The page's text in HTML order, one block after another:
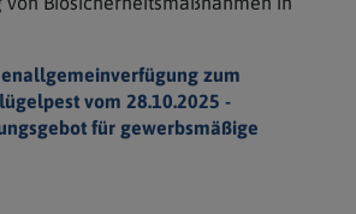
zum
vom 28.10.2025 -
für gewerbsmäßige